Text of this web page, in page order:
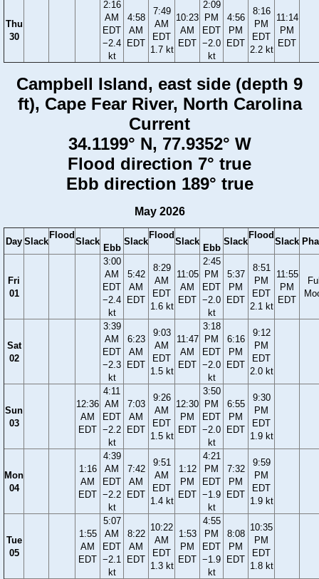
Thu
30
2:16
AM
EDT
−2.4
kt
4:58
AM
EDT
7:49
AM
EDT
1.7 kt
10:23
AM
EDT
2:09
PM
EDT
−2.0
kt
4:56
PM
EDT
8:16
PM
EDT
2.2 kt
11:14
PM
EDT
Campbell Island, east side (depth 9
ft), Cape Fear River, North Carolina
Current
34.1199° N, 77.9352° W
Flood direction 7° true
Ebb direction 189° true
May 2026
Day Slack
Flood
Slack
Ebb
Slack
Flood
Slack
Ebb
Slack
Flood
Slack
Fri
01
3:00
AM
EDT
−2.4
kt
5:42
AM
EDT
8:29
AM
EDT
1.6 kt
11:05
AM
EDT
2:45
PM
EDT
−2.0
kt
5:37
PM
EDT
8:51
PM
EDT
2.1 kt
11:55
PM
EDT
Sat
02
3:39
AM
EDT
−2.3
kt
6:23
AM
EDT
9:03
AM
EDT
1.5 kt
11:47
AM
EDT
3:18
PM
EDT
−2.0
kt
6:16
PM
EDT
9:12
PM
EDT
2.0 kt
Sun
03
12:36
AM
EDT
4:11
AM
EDT
−2.2
kt
7:03
AM
EDT
9:26
AM
EDT
1.5 kt
12:30
PM
EDT
3:50
PM
EDT
−2.0
kt
6:55
PM
EDT
9:30
PM
EDT
1.9 kt
Mon
04
1:16
AM
EDT
4:39
AM
EDT
−2.2
kt
7:42
AM
EDT
9:51
AM
EDT
1.4 kt
1:12
PM
EDT
4:21
PM
EDT
−1.9
kt
7:32
PM
EDT
9:59
PM
EDT
1.9 kt
Tue
05
1:55
AM
EDT
5:07
AM
EDT
−2.1
kt
8:22
AM
EDT
10:22
AM
EDT
1.3 kt
1:53
PM
EDT
4:55
PM
EDT
−1.9
kt
8:08
PM
EDT
10:35
PM
EDT
1.8 kt